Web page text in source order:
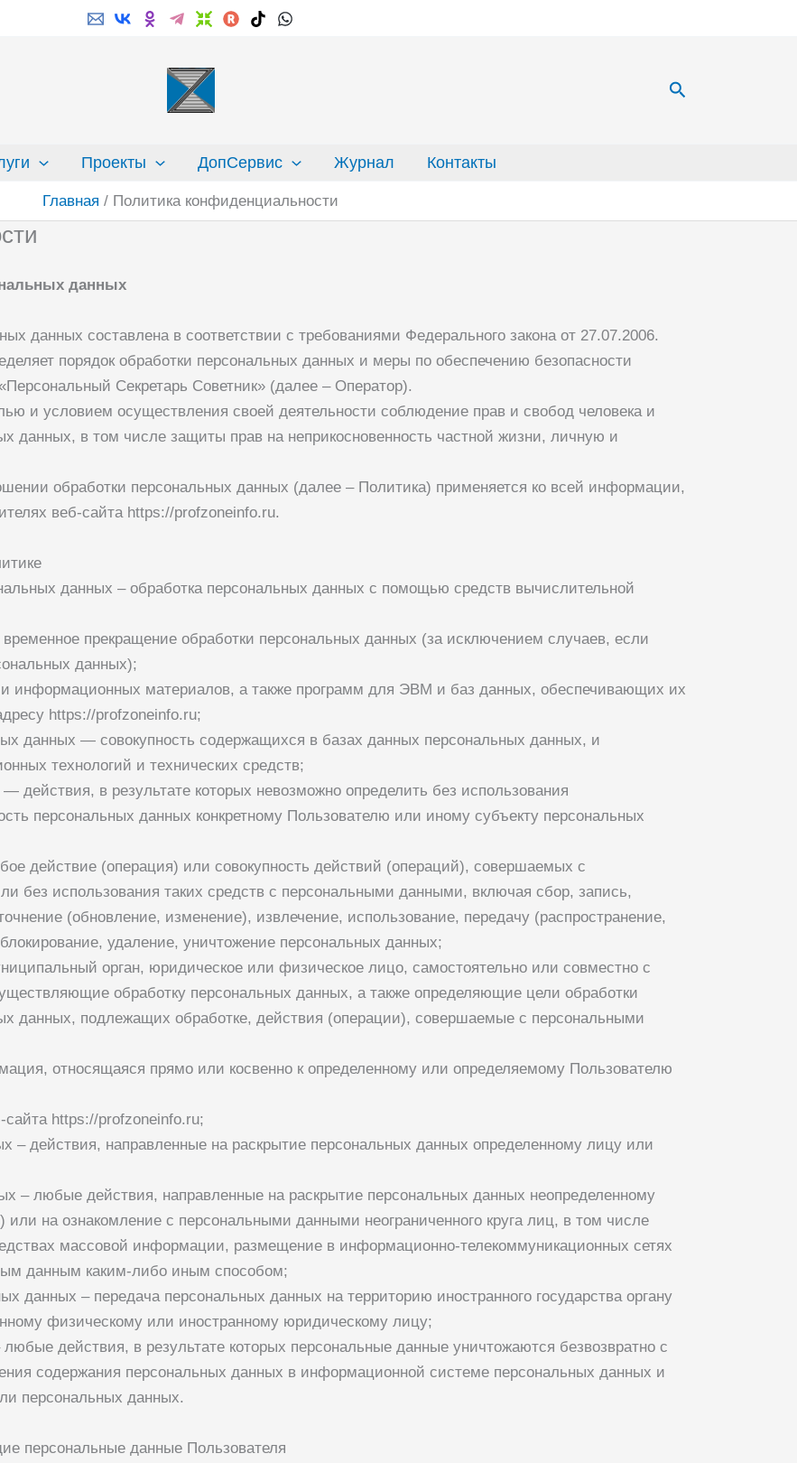
Поиск
Проекты ДопСервис Журнал Контакты
Главная Политика конфиденциальности
данных
данных составлена в соответствии с требованиями Федерального закона от 27.07.2006.
порядок обработки персональных данных и меры по обеспечению безопасности
Секретарь Советник» (далее – Оператор).
и условием осуществления своей деятельности соблюдение прав и свобод человека и
данных, в том числе защиты прав на неприкосновенность частной жизни, личную и
обработки персональных данных (далее – Политика) применяется ко всей информации,
веб-сайта https://profzoneinfo.ru.
данных – обработка персональных данных с помощью средств вычислительной
прекращение обработки персональных данных (за исключением случаев, если
данных);
и информационных материалов, а также программ для ЭВМ и баз данных, обеспечивающих их
https://profzoneinfo.ru;
данных — совокупность содержащихся в базах данных персональных данных, и
технологий и технических средств;
действия, в результате которых невозможно определить без использования
персональных данных конкретному Пользователю или иному субъекту персональных
действие (операция) или совокупность действий (операций), совершаемых с
без использования таких средств с персональными данными, включая сбор, запись,
(обновление, изменение), извлечение, использование, передачу (распространение,
удаление, уничтожение персональных данных;
орган, юридическое или физическое лицо, самостоятельно или совместно с
обработку персональных данных, а также определяющие цели обработки
данных, подлежащих обработке, действия (операции), совершаемые с персональными
относящаяся прямо или косвенно к определенному или определяемому Пользователю
сайта https://profzoneinfo.ru;
– действия, направленные на раскрытие персональных данных определенному лицу или
– любые действия, направленные на раскрытие персональных данных неопределенному
или на ознакомление с персональными данными неограниченного круга лиц, в том числе
массовой информации, размещение в информационно-телекоммуникационных сетях
данным каким-либо иным способом;
данных – передача персональных данных на территорию иностранного государства органу
физическому или иностранному юридическому лицу;
действия, в результате которых персональные данные уничтожаются безвозвратно с
содержания персональных данных в информационной системе персональных данных и
персональных данных.
персональные данные Пользователя